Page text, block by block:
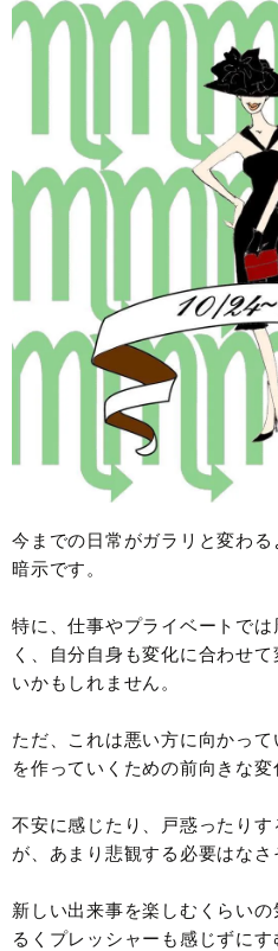
今までの日常がガラリと変わ
暗示です。
特に、仕事やプライベートで
く、自分自身も変化に合わせ
いかもしれません。
ただ、これは悪い方に向かっ
を作っていくための前向きな変
不安に感じたり、戸惑ったり
が、あまり悲観する必要はなさ
新しい出来事を楽しむくらい
るくプレッシャーも感じずにす